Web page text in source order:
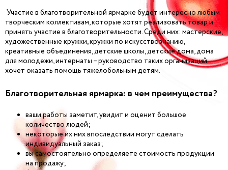
Участие в благотворительной ярмарке будет интересно любым
творческим коллективам, которые хотят реализовать товар и
принять участие в благотворительности. Среди них: мастерские,
художественные кружки, кружки по искусствознанию,
креативные объединения, детские школы, детские дома, дома
для молодежи, интернаты – руководство таких организаций
хочет оказать помощь тяжелобольным детям.
Благотворительная ярмарка: в чем преимущества?
ваши работы заметит, увидит и оценит большое
количество людей;
некоторые их них впоследствии могут сделать
индивидуальный заказ;
вы самостоятельно определяете стоимость продукции
на продажу;